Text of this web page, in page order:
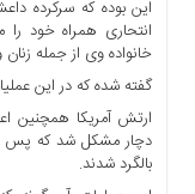
چند
رسانه
ارتباط
این بوده که سرکرده
انتحاری همراه خود
خانواده وی از جمله
گفته شده که در این
ارتش آمریکا همچنین
دچار مشکل شد که پس
بالگرد شدند.